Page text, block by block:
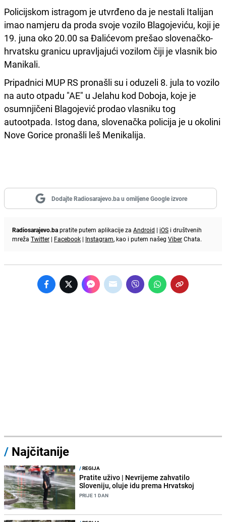
Policijskom istragom je utvrđeno da je nestali Italijan
imao namjeru da proda svoje vozilo Blagojeviću, koji je
19. juna oko 20.00 sa Đalićevom prešao slovenačko-
hrvatsku granicu upravljajući vozilom čiji je vlasnik bio
Manikali.
Pripadnici MUP RS pronašli su i oduzeli 8. jula to vozilo
na auto otpadu "AE" u Jelahu kod Doboja, koje je
osumnjičeni Blagojević prodao vlasniku tog
autootpada. Istog dana, slovenačka policija je u okolini
Nove Gorice pronašli leš Menikalija.
Dodajte Radiosarajevo.ba u omiljene Google izvore
Radiosarajevo.bapratite putem aplikacije za Android | iOS i društvenih
mreža Twitter | Facebook | Instagram, kao i putem našeg ViberChata.
/ Najčitanije
/REGIJA
Pratite uživo | Nevrijeme zahvatilo
Sloveniju, oluje idu prema Hrvatskoj
PRIJE 1 DAN